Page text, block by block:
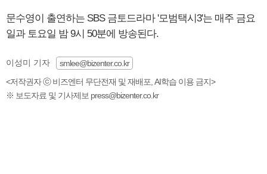
문수영이 출연하는 SBS 금토드라마 '모범택시3'는 매주 금요
일과 토요일 밤 9시 50분에 방송된다.
이성미 기자
smlee@bizenter.co.kr
<저작권자 ⓒ 비즈엔터 무단전재 및 재배포, AI학습 이용 금지>
※ 보도자료 및 기사제보 press@bizenter.co.kr